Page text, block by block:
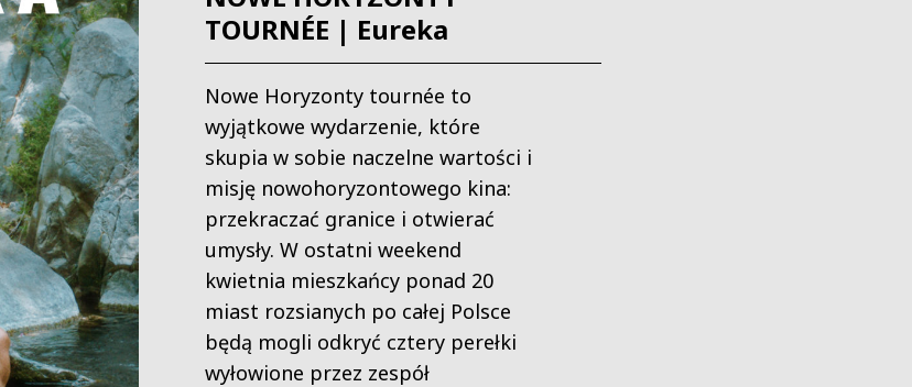
TOURNÉE | Eureka
Nowe Horyzonty tournée to
wyjątkowe wydarzenie, które
skupia w sobie naczelne wartości i
misję nowohoryzontowego kina:
przekraczać granice i otwierać
umysły. W ostatni weekend
kwietnia mieszkańcy ponad 20
miast rozsianych po całej Polsce
będą mogli odkryć cztery perełki
wyłowione przez zespół